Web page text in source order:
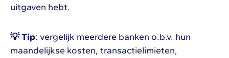
uitgaven hebt.
💡 Tip: vergelijk meerdere banken o.b.v. hun
maandelijkse kosten, transactielimieten,